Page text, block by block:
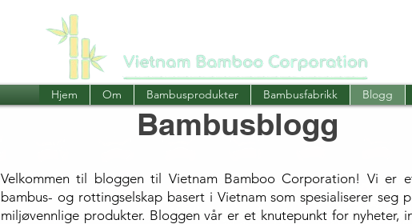
Hjem Om Bambusprodukter Bambusfabrikk Blogg
Bambusblogg
Velkommen til bloggen til Vietnam Bamboo Corporation! Vi er
bambus- og rottingselskap basert i Vietnam som spesialiserer seg
miljøvennlige produkter. Bloggen vår er et knutepunkt for nyheter,